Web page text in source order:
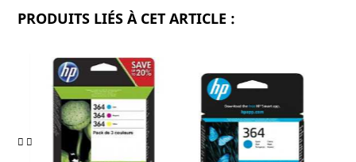
PRODUITS LIÉS À CET ARTICLE :